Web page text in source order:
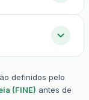
definidos pelo
(FINE) antes de